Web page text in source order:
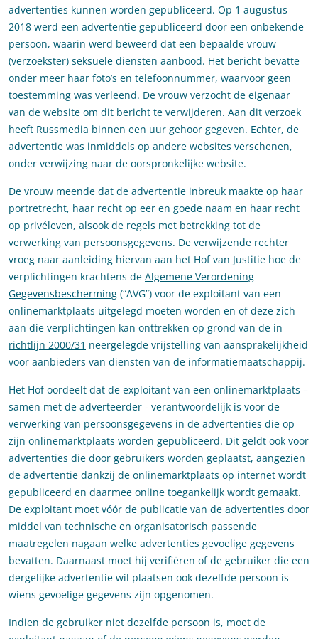
advertenties kunnen worden gepubliceerd. Op 1 augustus
2018 werd een advertentie gepubliceerd door een onbekende
persoon, waarin werd beweerd dat een bepaalde vrouw
(verzoekster) seksuele diensten aanbood. Het bericht bevatte
onder meer haar foto’s en telefoonnummer, waarvoor geen
toestemming was verleend. De vrouw verzocht de eigenaar
van de website om dit bericht te verwijderen. Aan dit verzoek
heeft Russmedia binnen een uur gehoor gegeven. Echter, de
advertentie was inmiddels op andere websites verschenen,
onder verwijzing naar de oorspronkelijke website.
De vrouw meende dat de advertentie inbreuk maakte op haar
portretrecht, haar recht op eer en goede naam en haar recht
op privéleven, alsook de regels met betrekking tot de
verwerking van persoonsgegevens. De verwijzende rechter
vroeg naar aanleiding hiervan aan het Hof van Justitie hoe de
verplichtingen krachtens de Algemene Verordening
Gegevensbescherming (“AVG”) voor de exploitant van een
onlinemarktplaats uitgelegd moeten worden en of deze zich
aan die verplichtingen kan onttrekken op grond van de in
richtlijn 2000/31 neergelegde vrijstelling van aansprakelijkheid
voor aanbieders van diensten van de informatiemaatschappij.
Het Hof oordeelt dat de exploitant van een onlinemarktplaats –
samen met de adverteerder - verantwoordelijk is voor de
verwerking van persoonsgegevens in de advertenties die op
zijn onlinemarktplaats worden gepubliceerd. Dit geldt ook voor
advertenties die door gebruikers worden geplaatst, aangezien
de advertentie dankzij de onlinemarktplaats op internet wordt
gepubliceerd en daarmee online toegankelijk wordt gemaakt.
De exploitant moet vóór de publicatie van de advertenties door
middel van technische en organisatorisch passende
maatregelen nagaan welke advertenties gevoelige gegevens
bevatten. Daarnaast moet hij verifiëren of de gebruiker die een
dergelijke advertentie wil plaatsen ook dezelfde persoon is
wiens gevoelige gegevens zijn opgenomen.
Indien de gebruiker niet dezelfde persoon is, moet de